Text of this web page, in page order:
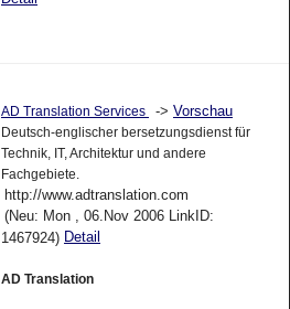
AD Translation Services -> Vorschau
Deutsch-englischer bersetzungsdienst für
Technik, IT, Architektur und andere
Fachgebiete.
http://www.adtranslation.com
(Neu: Mon , 06.Nov 2006 LinkID:
1467924) Detail
AD Translation